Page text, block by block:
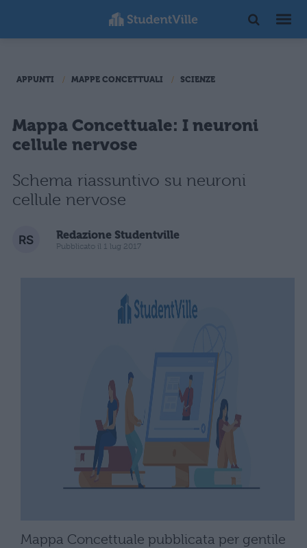
APPUNTI MAPPE CONCETTUALI SCIENZE
Mappa Concettuale: I neuroni
cellule nervose
Schema riassuntivo su neuroni
cellule nervose
Redazione Studentville
Pubblicato il 1 lug 2017
Mappa Concettuale pubblicata per gentile